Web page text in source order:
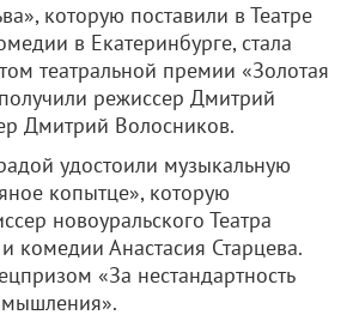
которую поставили в Театре
в Екатеринбурге, стала
театральной премии «Золотая
режиссер Дмитрий
Дмитрий Волосников.
удостоили музыкальную
копытце», которую
новоуральского Театра
комедии Анастасия Старцева.
«За нестандартность
мышления».